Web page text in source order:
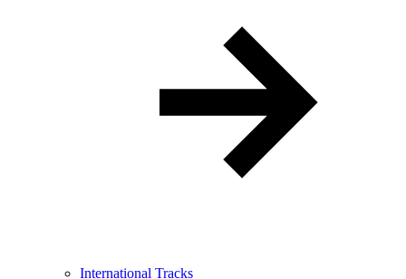
International Tracks